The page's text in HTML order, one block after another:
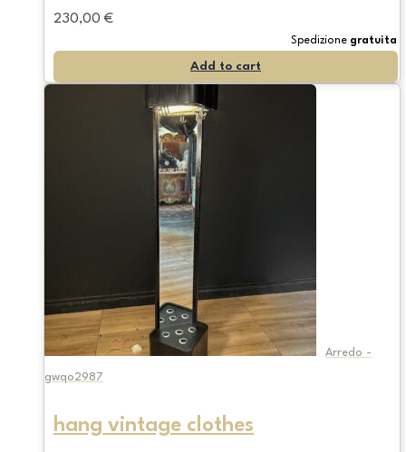
230,00 €
Spedizione gratuita
Add to cart
Arredo -
gwqo2987
hang vintage clothes